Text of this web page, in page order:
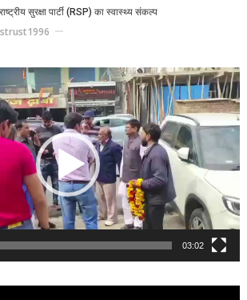
सुरक्षा पार्टी (RSP) का स्वास्थ्य संकल्प
03:02